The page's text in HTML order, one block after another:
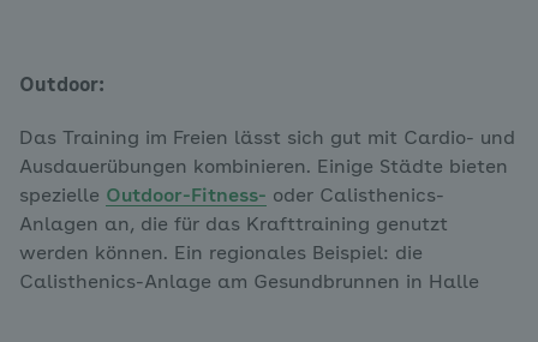
Outdoor:
Das Training im Freien lässt sich gut mit Cardio- und
Ausdauerübungen kombinieren. Einige Städte bieten
spezielle Outdoor-Fitness- oder Calisthenics-
Anlagen an, die für das Krafttraining genutzt
werden können. Ein regionales Beispiel: die
Calisthenics-Anlage am Gesundbrunnen in Halle